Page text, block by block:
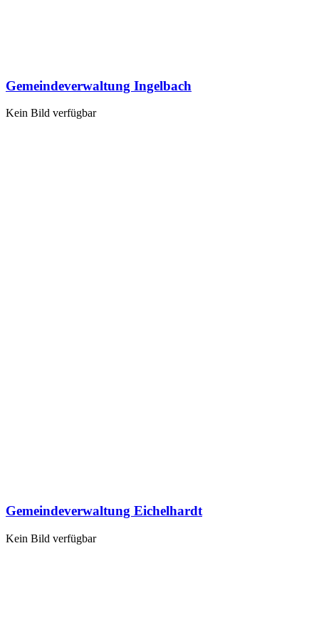
Gemeindeverwaltung Ingelbach
Kein Bild verfügbar
Gemeindeverwaltung Eichelhardt
Kein Bild verfügbar